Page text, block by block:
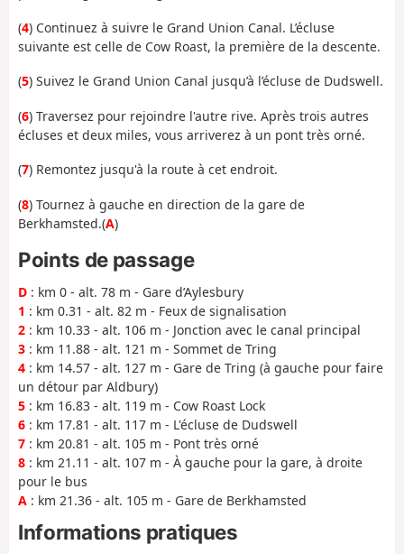
(4) Continuez à suivre le Grand Union Canal. L’écluse
suivante est celle de Cow Roast, la première de la descente.
(5) Suivez le Grand Union Canal jusqu’à l’écluse de Dudswell.
(6) Traversez pour rejoindre l'autre rive. Après trois autres
écluses et deux miles, vous arriverez à un pont très orné.
(7) Remontez jusqu'à la route à cet endroit.
(8) Tournez à gauche en direction de la gare de
Berkhamsted.(A)
Points de passage
D : km 0 - alt. 78 m - Gare d’Aylesbury
1 : km 0.31 - alt. 82 m - Feux de signalisation
2 : km 10.33 - alt. 106 m - Jonction avec le canal principal
3 : km 11.88 - alt. 121 m - Sommet de Tring
4 : km 14.57 - alt. 127 m - Gare de Tring (à gauche pour faire
un détour par Aldbury)
5 : km 16.83 - alt. 119 m - Cow Roast Lock
6 : km 17.81 - alt. 117 m - L'écluse de Dudswell
7 : km 20.81 - alt. 105 m - Pont très orné
8 : km 21.11 - alt. 107 m - À gauche pour la gare, à droite
pour le bus
A : km 21.36 - alt. 105 m - Gare de Berkhamsted
Informations pratiques